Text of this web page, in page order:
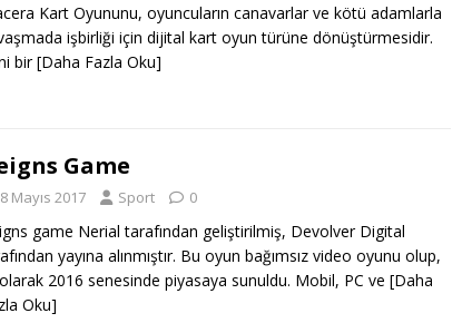
Kart Oyununu, oyuncuların canavarlar ve kötü adamlarla
işbirliği için dijital kart oyun türüne dönüştürmesidir.
bir[Daha Fazla Oku]
Game
8 Mayıs 2017 Sport 0
game Nerial tarafından geliştirilmiş, Devolver Digital
yayına alınmıştır. Bu oyun bağımsız video oyunu olup,
2016 senesinde piyasaya sunuldu. Mobil, PC ve [Daha
Oku]